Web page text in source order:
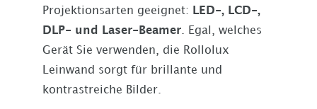
Projektionsarten geeignet: LED-, LCD-,
DLP- und Laser-Beamer. Egal, welches
Gerät Sie verwenden, die Rollolux
Leinwand sorgt für brillante und
kontrastreiche Bilder.